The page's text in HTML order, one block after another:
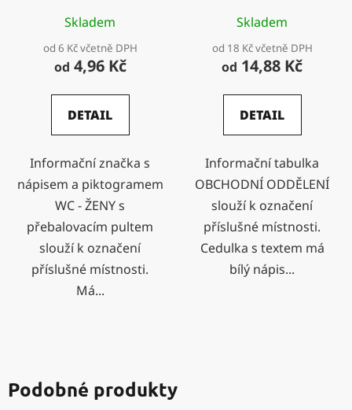
Skladem
od 6 Kč včetně DPH
od 4,96 Kč
DETAIL
Informační značka s
nápisem a piktogramem
WC - ŽENY s
přebalovacím pultem
slouží k označení
příslušné místnosti.
Má...
Skladem
od 18 Kč včetně DPH
od 14,88 Kč
DETAIL
Informační tabulka
OBCHODNÍ ODDĚLENÍ
slouží k označení
příslušné místnosti.
Cedulka s textem má
bílý nápis...
Podobné produkty